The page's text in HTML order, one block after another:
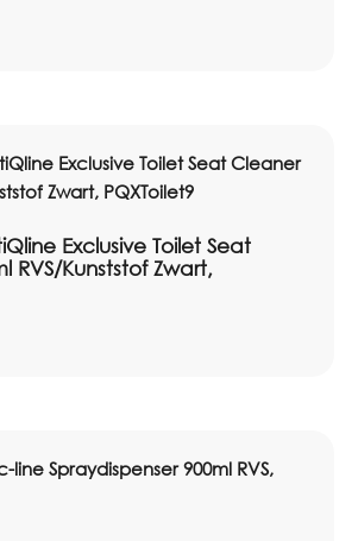
Exclusive Toilet Seat
RVS/Kunststof Zwart,